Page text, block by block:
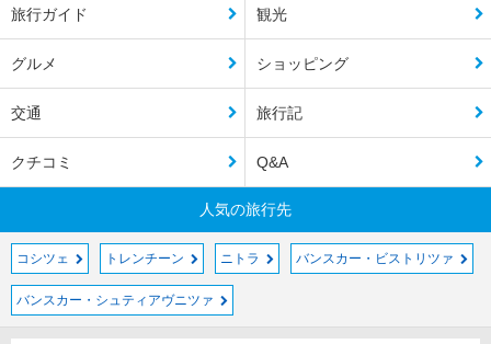
旅行ガイド 観光
グルメ ショッピング
交通 旅行記
クチコミ Q&A
人気の旅行先
コシツェ トレンチーン ニトラ バンスカー・ビストリツァ
バンスカー・シュティアヴニツァ